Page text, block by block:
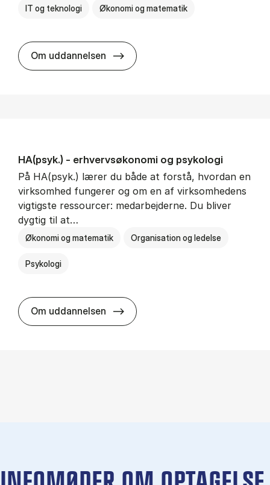
IT og teknologi Økonomi og matematik
Om uddannelsen HA(mat.) - erhvervs­økonomi og
HA(psyk.) - erhvervs­økonomi og psy­ko­lo­gi
På HA(psyk.) lærer du både at forstå, hvordan en
virksomhed fungerer og om en af virksomhedens
vigtigste ressourcer: medarbejderne. Du bliver
dygtig til at…
Økonomi og matematik Organisation og ledelse
Psykologi
Om uddannelsen HA(psyk.) - erhvervs­økonomi og